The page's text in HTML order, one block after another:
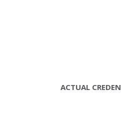
ACTUAL